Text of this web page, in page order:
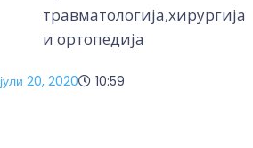
травматологија,хирургија
и ортопедија
јули 20, 2020 10:59